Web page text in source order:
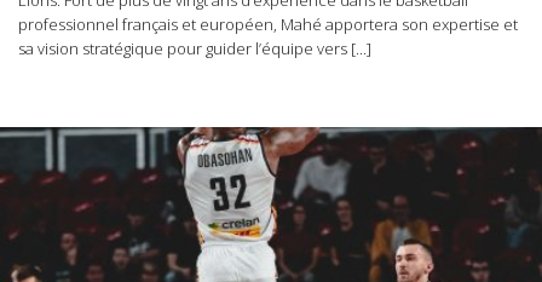
professionnel français et européen, Mahé apportera son expertise et
sa vision stratégique pour guider l’équipe vers [...]